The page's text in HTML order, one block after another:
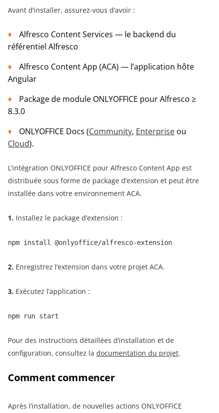
Avant d’installer, assurez-vous d’avoir :
Alfresco Content Services — le backend du
référentiel Alfresco
Alfresco Content App (ACA) — l’application hôte
Angular
Package de module ONLYOFFICE pour Alfresco ≥
8.3.0
ONLYOFFICE Docs (Community, Enterprise ou
Cloud).
L’intégration ONLYOFFICE pour Alfresco Content App est
distribuée sous forme de package d’extension et peut être
installée dans votre environnement ACA.
1. Installez le package d’extension :
npm install @onlyoffice/alfresco-extension
2. Enregistrez l’extension dans votre projet ACA.
3. Exécutez l’application :
npm run start
Pour des instructions détaillées d’installation et de
configuration, consultez la documentation du projet.
Comment commencer
Après l’installation, de nouvelles actions ONLYOFFICE